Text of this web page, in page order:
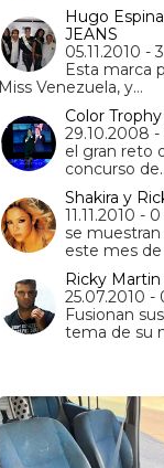
Hugo
JEANS
05.11.2010 -
Esta marca
Miss Venezuela, y…
Color
29.10.2008
el gran reto
concurso
Shakira y
11.11.2010 -
se
este mes
Ricky Martin
25.07.2010
Fusionan
tema de su